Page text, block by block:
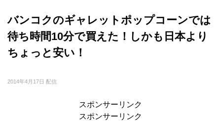
バンコクのギャレットポップコーンでは
待ち時間10分で買えた！しかも日本より
ちょっと安い！
2014年4月17日 配信
スポンサーリンク
スポンサーリンク